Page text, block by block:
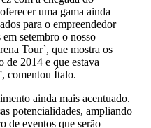
uma gama ainda
para o empreendedor
setembro o nosso
Tour`, que mostra os
de 2014 e que estava
comentou Ítalo.
ainda mais acentuado.
potencialidades, ampliando
de eventos que serão